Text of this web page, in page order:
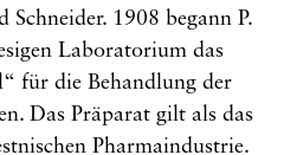
1908 begann P.
Laboratorium das
für die Behandlung der
Das Präparat gilt als das
Pharmaindustrie.